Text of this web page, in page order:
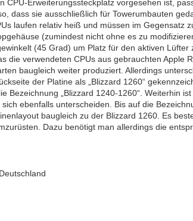
CPU-Erweiterungssteckplatz vorgesehen ist,
dass sie ausschließlich für Towerumbauten
laufen relativ heiß und müssen im Gegensatz
(zumindest nicht ohne es zu
(45 Grad) um Platz für den aktiven
die verwendeten CPUs aus gebrauchten Apple
baugleich weiter produziert. Allerdings
der Platine als „Blizzard 1260“
Bezeichnung „Blizzard 1240-1260“. Weiterhin
ebenfalls unterscheiden. Bis auf die
baugleich zu der Blizzard 1260. Es
Dazu benötigt man allerdings die